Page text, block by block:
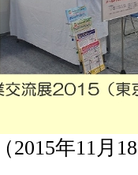
2015年11月